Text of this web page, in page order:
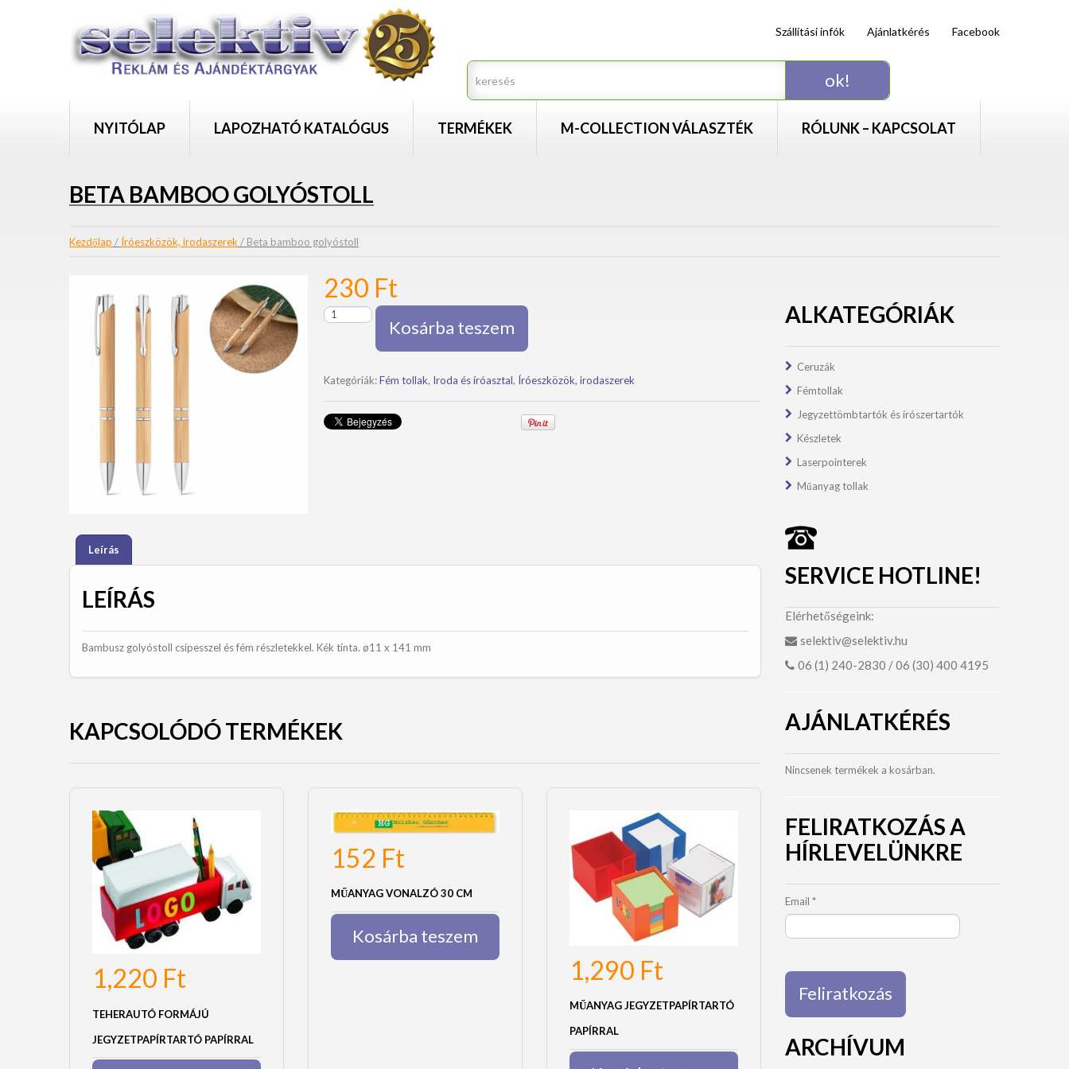
Szállítási infók Ajánlatkérés Facebook
NYITÓLAP LAPOZHATÓ KATALÓGUS TERMÉKEK M-COLLECTION VÁLASZTÉK RÓLUNK – KAPCSOLAT
BETA BAMBOO GOLYÓSTOLL
Kezdőlap / Íróeszközök, irodaszerek / Beta bamboo golyóstoll
230 Ft
Beta
Kosárba teszem
Kategóriák:Fém tollak, Iroda és íróasztal, Íróeszközök, irodaszerek
Leírás
LEÍRÁS
Bambusz golyóstoll csipesszel és fém részletekkel. Kék tinta. ø11 x 141 mm
KAPCSOLÓDÓ TERMÉKEK
1,220 Ft
TEHERAUTÓ FORMÁJÚ
JEGYZETPAPÍRTARTÓ PAPÍRRAL
152 Ft
MŰANYAG VONALZÓ 30 CM
Kosárba teszem
1,290 Ft
MŰANYAG JEGYZETPAPÍRTARTÓ
PAPÍRRAL
ALKATEGÓRIÁK
Ceruzák
Fémtollak
Jegyzettömbtartók és írószertartók
Készletek
Laserpointerek
Műanyag tollak
SERVICE HOTLINE!
Elérhetőségeink:
selektiv@selektiv.hu
06 (1) 240-2830 / 06 (30) 400 4195
AJÁNLATKÉRÉS
Nincsenek termékek a kosárban.
FELIRATKOZÁS A
HÍRLEVELÜNKRE
Email *
ARCHÍVUM